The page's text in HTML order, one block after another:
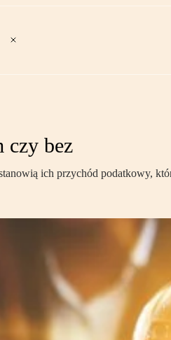
czy bez
ich przychód podatkowy,